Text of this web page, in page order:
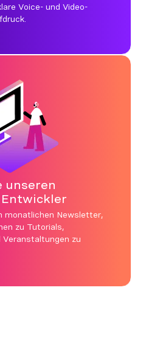
Voice- und Video-
unseren
monatlichen Newsletter,
zu Tutorials,
zu